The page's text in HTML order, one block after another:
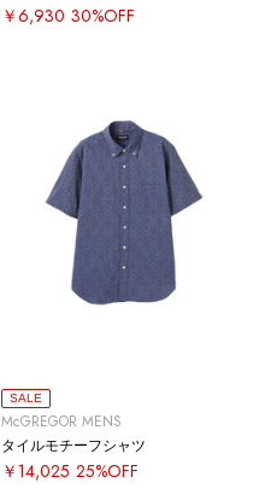
￥6,930 30%OFF
SALE
McGREGOR MENS
タイルモチーフシャツ
￥14,025 25%OFF